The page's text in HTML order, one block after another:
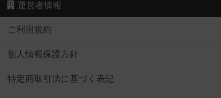
運営者情報
ご利用規約
個人情報保護方針
特定商取引法に基づく表記